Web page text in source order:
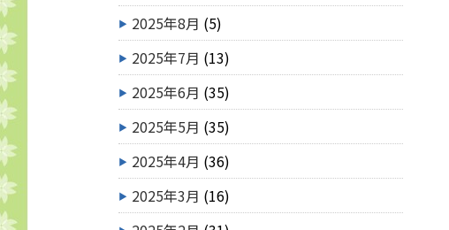
2025年8月 (5)
2025年7月 (13)
2025年6月 (35)
2025年5月 (35)
2025年4月 (36)
2025年3月 (16)